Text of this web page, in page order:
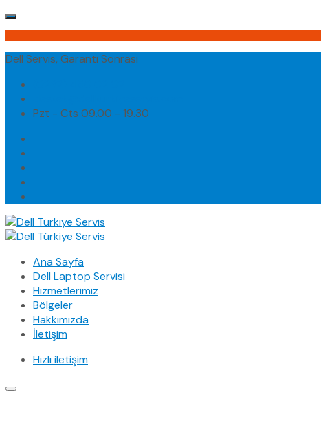
Dell Servis, Garanti Sonrası
Pzt - Cts 09.00 - 19.30
Ana Sayfa
Dell Laptop Servisi
Hizmetlerimiz
Bölgeler
Hakkımızda
İletişim
Hızlı iletişim